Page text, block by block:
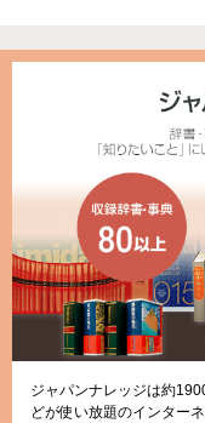
ジャパンナレッジは約
どが使い放題のインター